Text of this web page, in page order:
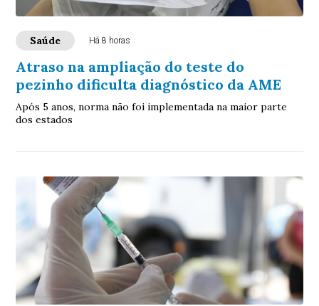
Saúde Há 8 horas
Atraso na ampliação do teste do
pezinho dificulta diagnóstico da AME
Após 5 anos, norma não foi implementada na maior parte
dos estados